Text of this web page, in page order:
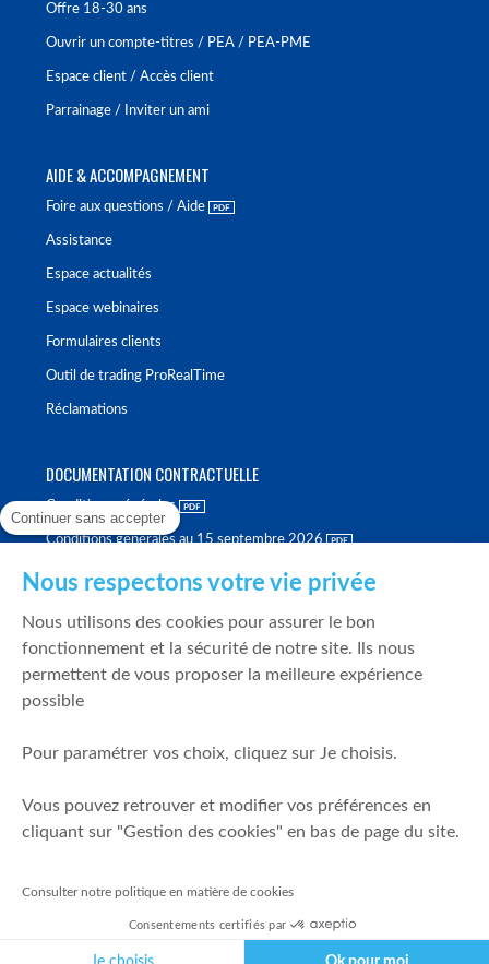
Offre 18-30 ans
Ouvrir un compte-titres / PEA / PEA-PME
Espace client / Accès client
Parrainage / Inviter un ami
AIDE & ACCOMPAGNEMENT
Foire aux questions / Aide
Assistance
Espace actualités
Espace webinaires
Formulaires clients
Outil de trading ProRealTime
Réclamations
DOCUMENTATION CONTRACTUELLE
Conditions générales
Conditions générales au 15 septembre 2026
Politique de meilleure sélection
Politique de durabilité
Fonds de garantie des dépôts et de résolution
Mentions légales
Prévention de la fraude
Politique de gestion des conflits d'intérêts
Continuer sans accepter
Nous respectons votre vie privée
Nous utilisons des cookies pour assurer le bon
fonctionnement et la sécurité de notre site. Ils nous
permettent de vous proposer la meilleure expérience
possible
Pour paramétrer vos choix, cliquez sur Je choisis.
Vous pouvez retrouver et modifier vos préférences en
cliquant sur "Gestion des cookies" en bas de page du site.
Consulter notre politique en matière de cookies
Consentements certifiés par